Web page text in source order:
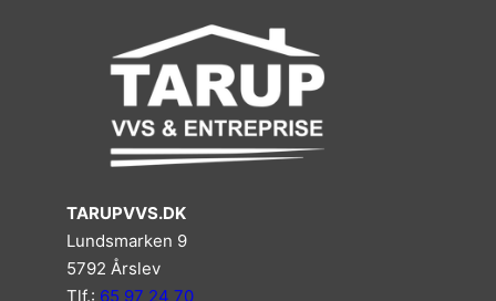
TARUPVVS.DK
Lundsmarken 9
5792 Årslev
Tlf.: 65 97 24 70